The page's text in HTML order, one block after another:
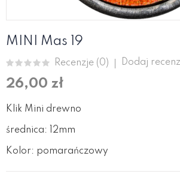
MINI Mas 19
Recenzje (0) Dodaj
26,00 zł
Klik Mini drewno
średnica: 12mm
Kolor: pomarańczowy